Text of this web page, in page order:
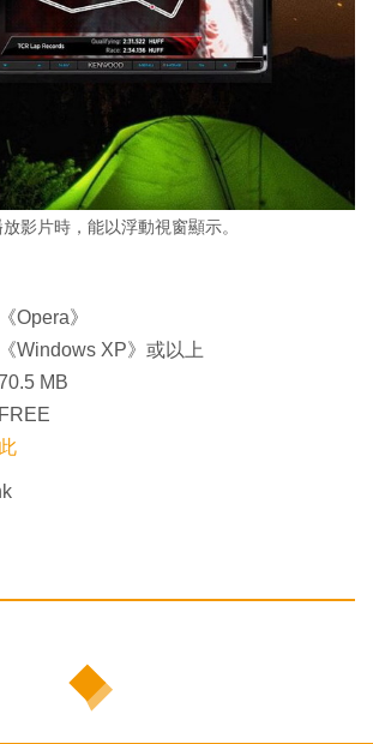
影片時，能以浮動視窗顯示。
Opera》
Windows XP》或以上
MB